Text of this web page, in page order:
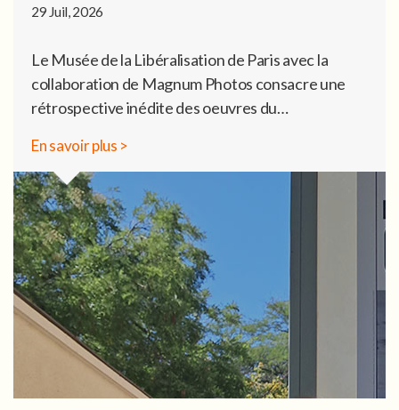
29 Juil, 2026
Le Musée de la Libéralisation de Paris avec la
collaboration de Magnum Photos consacre une
rétrospective inédite des oeuvres du…
En savoir plus >